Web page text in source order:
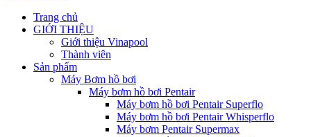
Trang chủ
GIỚI THIỆU
Giới thiệu Vinapool
Thành viên
Sản phẩm
Máy Bơm hồ bơi
Máy bơm hồ bơi Pentair
Máy bơm hồ bơi Pentair Superflo
Máy bơm hồ bơi Pentair Whisperflo
Máy bơm Pentair Supermax